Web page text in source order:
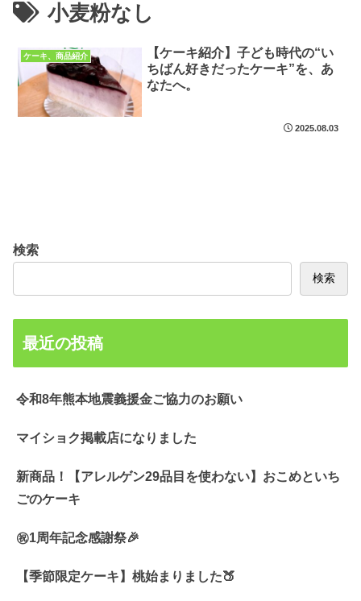
小麦粉なし
ケーキ、商品紹介
【ケーキ紹介】子ども時代の“い
ちばん好きだったケーキ”を、あ
なたへ。
2025.08.03
検索
検索
最近の投稿
令和8年熊本地震義援金ご協力のお願い
マイショク掲載店になりました
新商品！【アレルゲン29品目を使わない】おこめといち
ごのケーキ
㊗️1周年記念感謝祭🎉
【季節限定ケーキ】桃始まりました🍑